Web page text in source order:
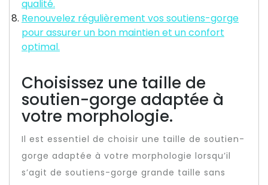
qualité.
Renouvelez régulièrement vos soutiens-gorge
pour assurer un bon maintien et un confort
optimal.
Choisissez une taille de
soutien-gorge adaptée à
votre morphologie.
Il est essentiel de choisir une taille de soutien-
gorge adaptée à votre morphologie lorsqu’il
s’agit de soutiens-gorge grande taille sans